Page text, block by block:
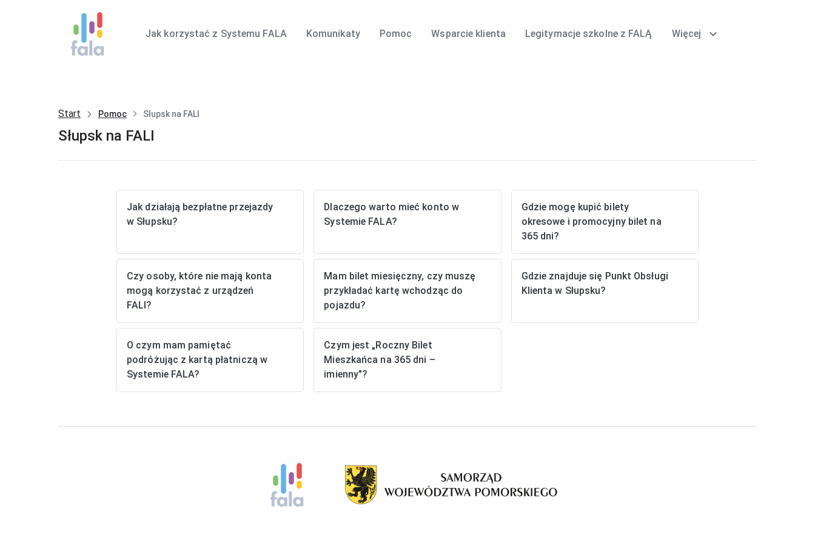
Jak korzystać z Systemu FALA Komunikaty Pomoc Wsparcie klienta Legitymacje szkolne z FALĄ Więcej expand_more
Start Pomoc Słupsk na FALI
Słupsk na FALI
Jak działają bezpłatne przejazdy
w Słupsku?
Dlaczego warto mieć konto w
Systemie FALA?
Gdzie mogę kupić bilety
okresowe i promocyjny bilet na
365 dni?
Czy osoby, które nie mają konta
mogą korzystać z urządzeń
FALI?
Mam bilet miesięczny, czy muszę
przykładać kartę wchodząc do
pojazdu?
Gdzie znajduje się Punkt Obsługi
Klienta w Słupsku?
O czym mam pamiętać
podróżując z kartą płatniczą w
Systemie FALA?
Czym jest „Roczny Bilet
Mieszkańca na 365 dni –
imienny"?